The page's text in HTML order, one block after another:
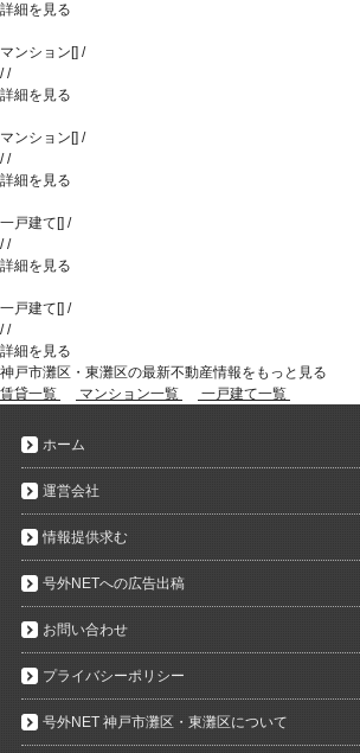
詳細を見る
マンション [] /
//
詳細を見る
マンション [] /
//
詳細を見る
一戸建て [] /
//
詳細を見る
一戸建て [] /
//
詳細を見る
神戸市灘区・東灘区の最新不動産情報をもっと見る
賃貸一覧
マンション一覧 一戸建て一覧
ホーム
運営会社
情報提供求む
号外NETへの広告出稿
お問い合わせ
プライバシーポリシー
号外NET 神戸市灘区・東灘区について